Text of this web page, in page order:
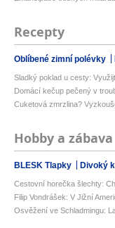
Recepty
Oblíbené zimní polévky
Sladký poklad u cesty:
Domácí kečup pečený v
Cuketová zmrzlina?
Hobby a zábava
BLESK Tlapky Divoký
Cestovní horečka šlechty:
Filip Vondrášek: V Jižní
Osvěžení ve Schladmingu: